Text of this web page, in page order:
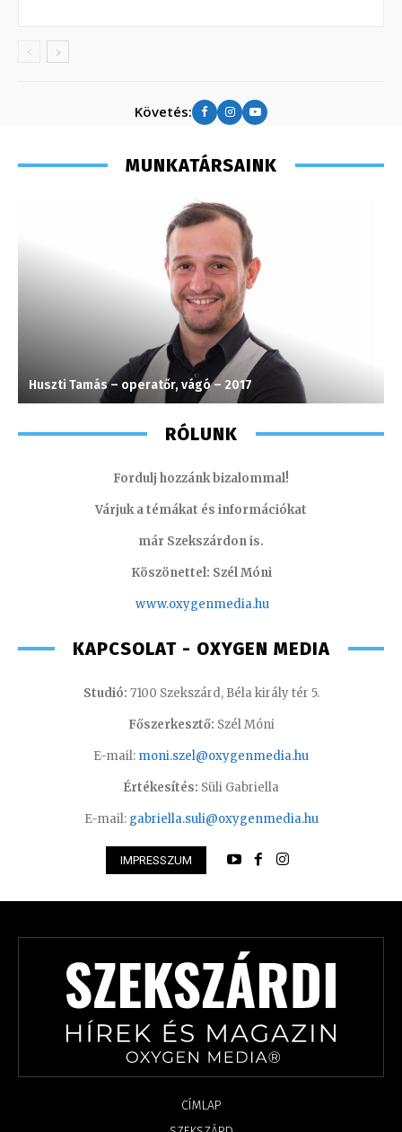
Követés:
MUNKATÁRSAINK
Huszti Tamás – operatőr, vágó – 2017
RÓLUNK
Fordulj hozzánk bizalommal!
Várjuk a témákat és információkat
már Szekszárdon is.
Köszönettel: Szél Móni
www.oxygenmedia.hu
KAPCSOLAT - OXYGEN MEDIA
Studió: 7100 Szekszárd, Béla király tér 5.
Főszerkesztő: Szél Móni
E-mail: moni.szel@oxygenmedia.hu
Értékesítés: Süli Gabriella
E-mail: gabriella.suli@oxygenmedia.hu
IMPRESSZUM
CÍMLAP